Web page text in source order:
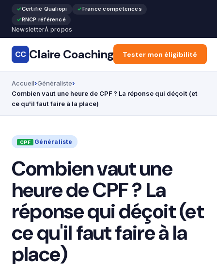
Certifié Qualiopi
France compétences
RNCP référencé
NewsletterÀ propos
CC Claire Coaching Accueil Général
Tester mon éligibilité
Accueil Généraliste
Combien vaut une heure de CPF ? La réponse qui déçoit (et
ce qu'il faut faire à la place)
Généraliste
Combien vaut une
heure de CPF ? La
réponse qui déçoit (et
ce qu'il faut faire à la
place)